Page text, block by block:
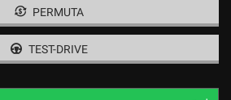
PERMUTA
TEST-DRIVE